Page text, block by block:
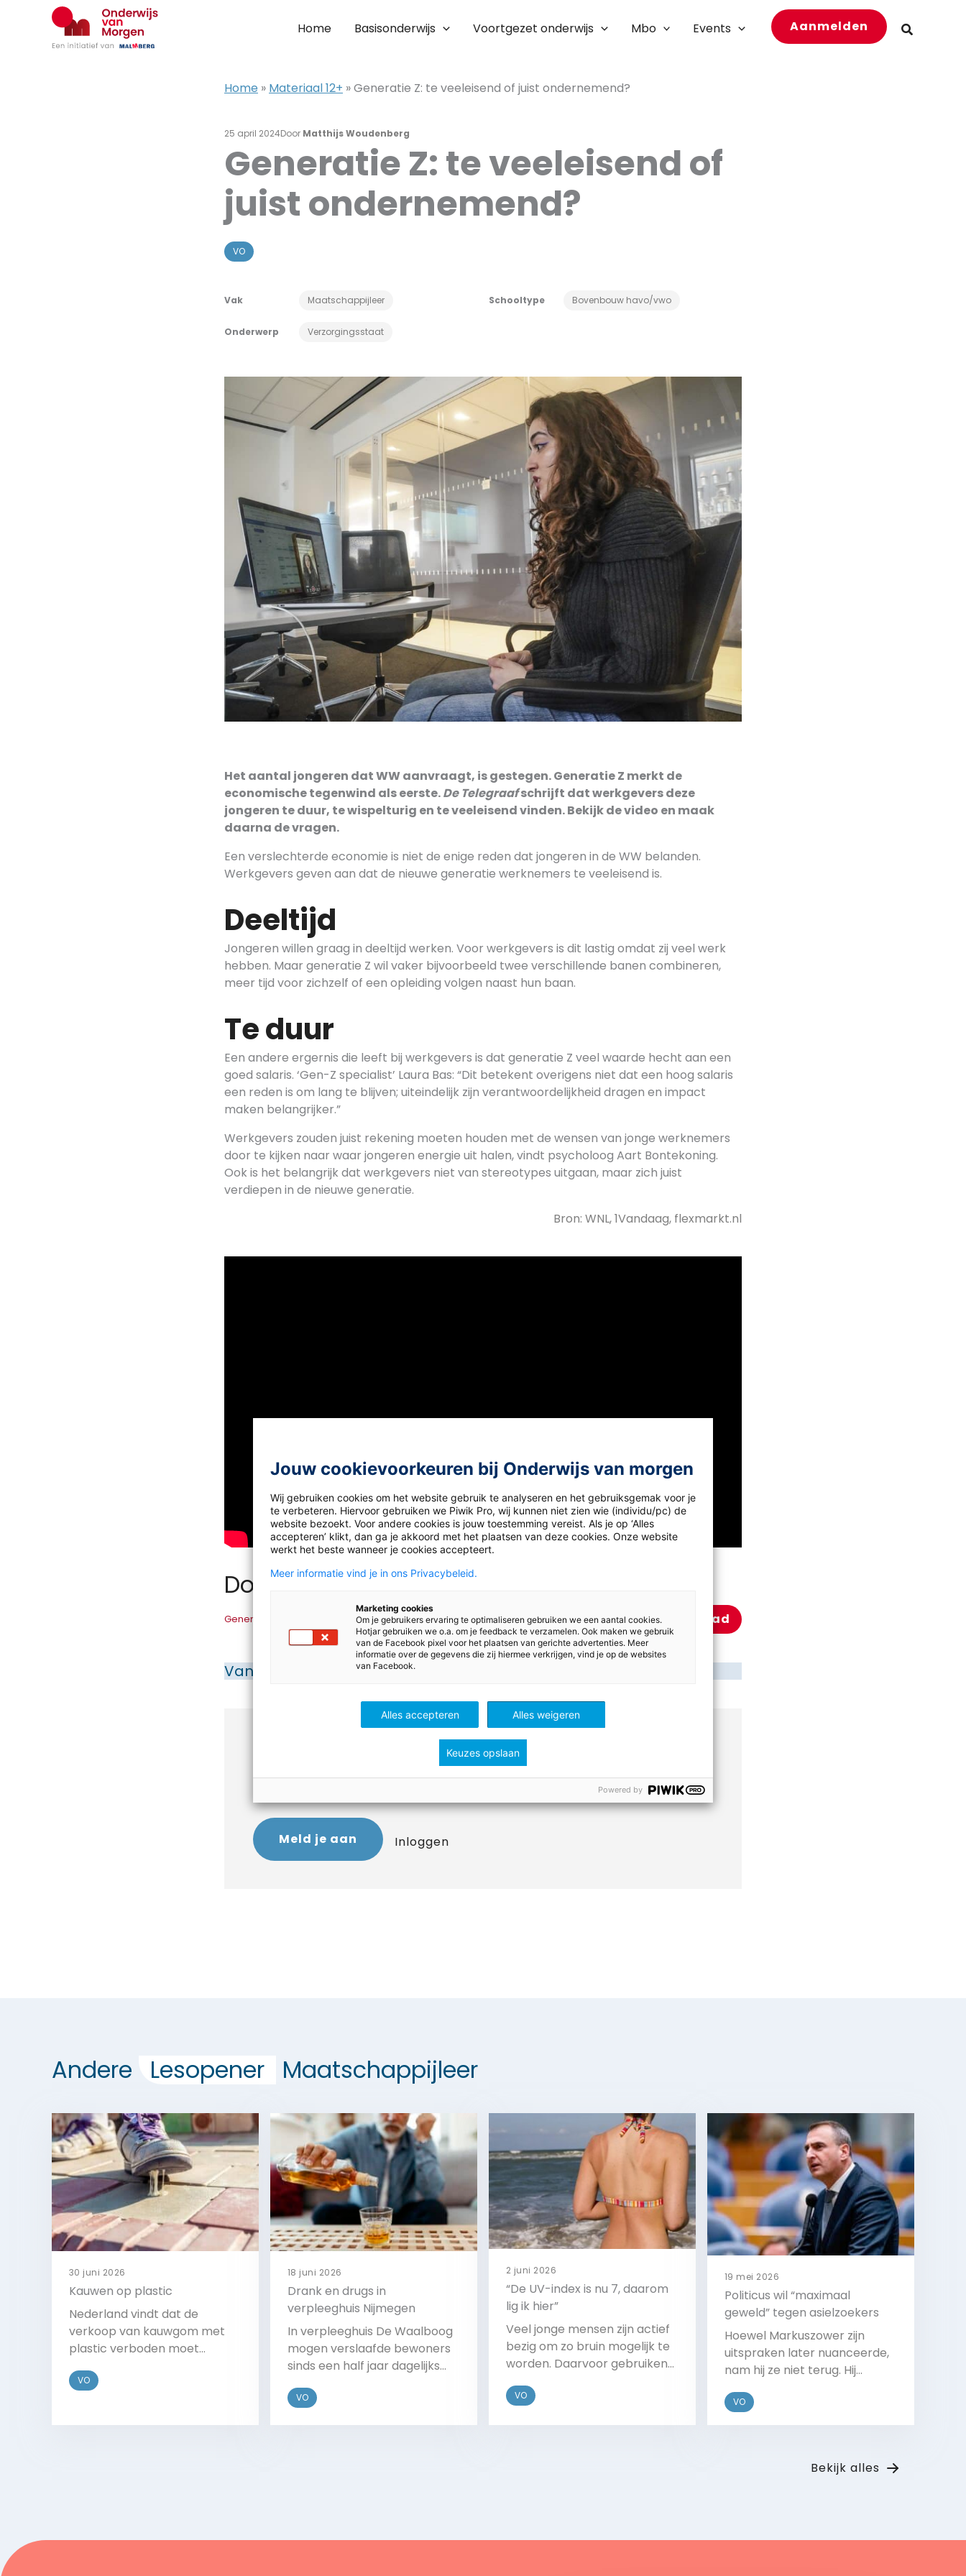
Home Basisonderwijs Voortgezet onderwijs Mbo Events Aanmelden Zoeken
Home » Materiaal 12+ »Generatie Z: te veeleisend of juist ondernemend?
25 april 2024Door Matthijs Woudenberg
VO
Vak Maatschappijleer Schooltype Bovenbouw havo/vwo
Onderwerp Verzorgingsstaat
Generatie Z: te veeleisend of
juist ondernemend?
Het aantal jongeren dat WW aanvraagt, is gestegen. Generatie Z merkt de
economische tegenwind als eerste.De Telegraafschrijft dat werkgevers deze
jongeren te duur, te wispelturig en te veeleisend vinden. Bekijk de video en maak
daarna de vragen.
Een verslechterde economie is niet de enige reden dat jongeren in de WW belanden.
Werkgevers geven aan dat de nieuwe generatie werknemers te veeleisend is.
Deeltijd
Jongeren willen graag in deeltijd werken. Voor werkgevers is dit lastig omdat zij veel werk
hebben. Maar generatie Z wil vaker bijvoorbeeld twee verschillende banen combineren,
meer tijd voor zichzelf of een opleiding volgen naast hun baan.
Te duur
Een andere ergernis die leeft bij werkgevers is dat generatie Z veel waarde hecht aan een
goed salaris. ‘Gen-Z specialist’ Laura Bas: “Dit betekent overigens niet dat een hoog salaris
een reden is om lang te blijven; uiteindelijk zijn verantwoordelijkheid dragen en impact
maken belangrijker.”
Werkgevers zouden juist rekening moeten houden met de wensen van jonge werknemers
door te kijken naar waar jongeren energie uit halen, vindt psycholoog Aart Bontekoning.
Ook is het belangrijk dat werkgevers niet van stereotypes uitgaan, maar zich juist
verdiepen in de nieuwe generatie.
Bron: WNL, 1Vandaag, flexmarkt.nl
Downloads
Generatie Z werkblad havo-vwo Download
Van de makers van Dilemma
Om de antwoorden te kunnen zien, moet je zijn ingelogd. Heb je nog geen
Meld je aan Inloggen
Andere Lesopener Maatschappijleer
30 juni 2026
Kauwen op plastic
Nederland vindt dat de
verkoop van kauwgom met
plastic verboden moet
EU dit gaat regelen in de
VO
18 juni 2026
Drank en drugs in
verpleeghuis Nijmegen
In verpleeghuis De Waalboog
mogen verslaafde bewoners
sinds een half jaar dagelijks
gebruiken. Deze verslaafde
VO
2 juni 2026
“De UV-index is nu 7, daarom
lig ik hier”
Veel jonge mensen zijn actief
bezig om zo bruin mogelijk te
worden. Daarvoor gebruiken
geeft de sterkte van de
VO
19 mei 2026
Politicus wil “maximaal
geweld” tegen asielzoekers
Hoewel Markuszower zijn
uitspraken later nuanceerde,
nam hij ze niet terug. Hij
marechaussee alle middelen
binnen de grenzen van de wet
VO
Bekijk alles
Jouw cookievoorkeuren bij Onderwijs van morgen
Wij gebruiken cookies om het website gebruik te analyseren en het gebruiksgemak voor je
te verbeteren. Hiervoor gebruiken we Piwik Pro, wij kunnen niet zien wie (individu/pc) de
website bezoekt. Voor andere cookies is jouw toestemming vereist. Als je op ‘Alles
accepteren’ klikt, dan ga je akkoord met het plaatsen van deze cookies. Onze website
werkt het beste wanneer je cookies accepteert.
Meer informatie vind je in ons Privacybeleid.
Marketing cookies
Om je gebruikers ervaring te optimaliseren gebruiken we een aantal cookies.
Hotjar gebruiken we o.a. om je feedback te verzamelen. Ook maken we gebruik
van de Facebook pixel voor het plaatsen van gerichte advertenties. Meer
informatie over de gegevens die zij hiermee verkrijgen, vind je op de websites
van Facebook.
Alles accepteren Alles weigeren
Keuzes opslaan
Powered by